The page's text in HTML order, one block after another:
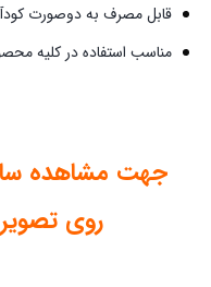
قابل مصرف به دوصورت
مناسب استفاده در کلیه
جهت مشاهده
روی